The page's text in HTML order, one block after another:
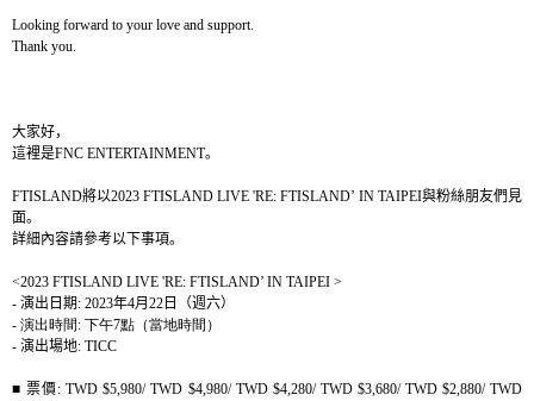
Looking forward to your love and support.
Thank you.
大家好，
這裡是FNC ENTERTAINMENT。
FTISLAND將以2023 FTISLAND LIVE 'RE: FTISLAND’ IN TAIPEI與粉絲朋友們見
面。
詳細內容請參考以下事項。
<2023 FTISLAND LIVE 'RE: FTISLAND’ IN TAIPEI >
- 演出日期: 2023年4月 22 日（週六）
- 演出時間: 下午7點（當地時間）
- 演出場地: TICC
■票價 : TWD $5,980/ TWD $4,980/ TWD $4,280/ TWD $3,680/ TWD $2,880/ TWD